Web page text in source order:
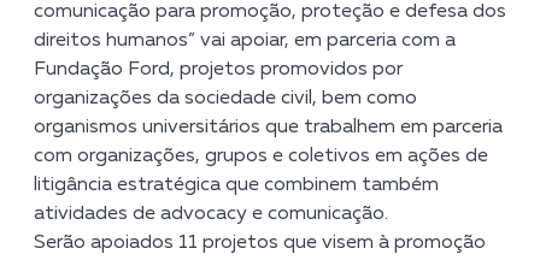
comunicação para promoção, proteção e defesa dos
direitos humanos” vai apoiar, em parceria com a
Fundação Ford, projetos promovidos por
organizações da sociedade civil, bem como
organismos universitários que trabalhem em parceria
com organizações, grupos e coletivos em ações de
litigância estratégica que combinem também
atividades de advocacy e comunicação.
Serão apoiados 11 projetos que visem à promoção